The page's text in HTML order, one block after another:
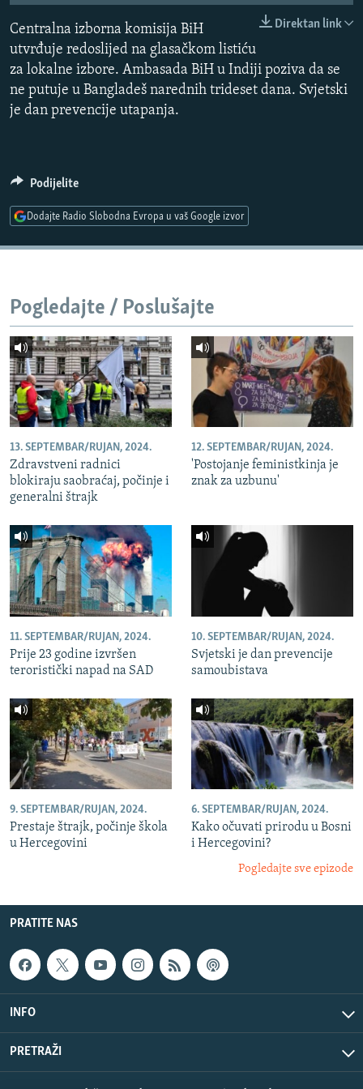
DNEVNO@RSE
SPECIJALI RSE
VIŠE OD NASLOVA
TV LIBERTY
POST SCRIPTUM
MOJA EVROPA
SVE KARTE DEJTONA
NASTANAK I RASPAD JUGOSLAVIJE
PRATITE NAS
Sve RFE/RL stranice
Direktan link
Centralna izborna komisija BiH
utvrđuje redoslijed na glasačkom listiću
za lokalne izbore. Ambasada BiH u Indiji poziva da se
ne putuje u Bangladeš narednih trideset dana. Svjetski
je dan prevencije utapanja.
Podijelite
Dodajte Radio Slobodna Evropa u vaš Google izvor
Pogledajte / Poslušajte
13. SEPTEMBAR/RUJAN, 2024.
Zdravstveni radnici
blokiraju saobraćaj, počinje i
generalni štrajk
12. SEPTEMBAR/RUJAN, 2024.
'Postojanje feministkinja je
znak za uzbunu'
11. SEPTEMBAR/RUJAN, 2024.
Prije 23 godine izvršen
teroristički napad na SAD
10. SEPTEMBAR/RUJAN, 2024.
Svjetski je dan prevencije
samoubistava
9. SEPTEMBAR/RUJAN, 2024.
Prestaje štrajk, počinje škola
u Hercegovini
6. SEPTEMBAR/RUJAN, 2024.
Kako očuvati prirodu u Bosni
i Hercegovini?
Pogledajte sve epizode
PRATITE NAS
INFO
PRETRAŽI